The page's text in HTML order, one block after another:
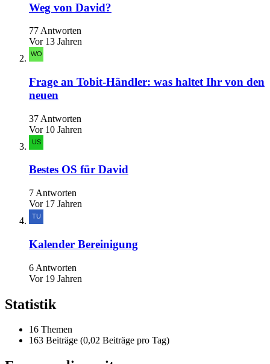
Weg von David?
77 Antworten
Vor 13 Jahren
Frage an Tobit-Händler: was haltet Ihr von den
neuen
37 Antworten
Vor 10 Jahren
Bestes OS für David
7 Antworten
Vor 17 Jahren
Kalender Bereinigung
6 Antworten
Vor 19 Jahren
Statistik
16 Themen
163 Beiträge (0,02 Beiträge pro Tag)